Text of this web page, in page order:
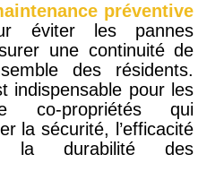
préventive
éviter les pannes
une continuité de
des résidents.
indispensable pour les
co-propriétés qui
la sécurité, l’efficacité
la durabilité des